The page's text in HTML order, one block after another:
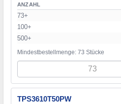
ANZAHL
73+
100+
500+
Mindestbestellmenge: 73 Stücke
TPS3610T50PW